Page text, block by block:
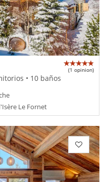
(1 opinion)
• 10 baños
Le Fornet